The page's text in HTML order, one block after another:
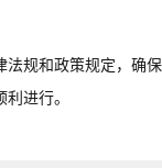
法规和政策规定，确
进行。